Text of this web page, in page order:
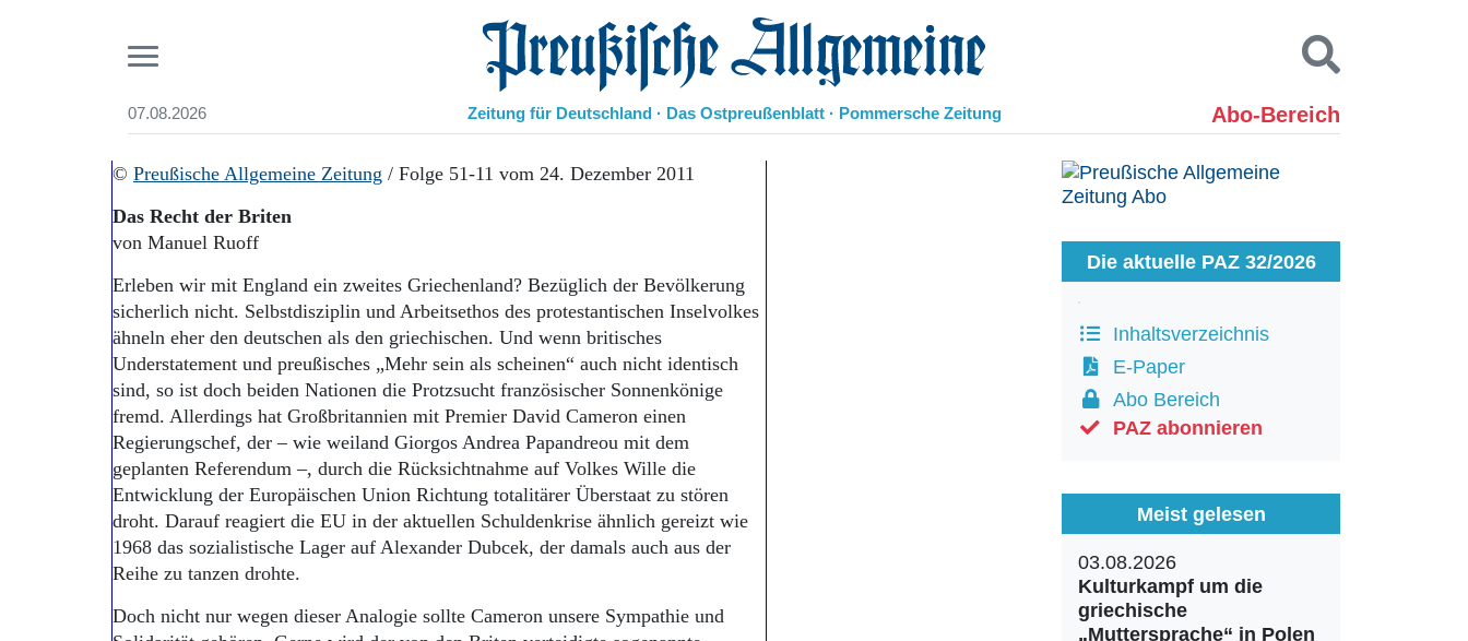
07.08.2026 Preußische Allgemeine Zeitung
Zeitung für Deutschland · Das Ostpreußenblatt · Pommersche Zeitung Abo-Bereich
Start
Aktuelle Ausgabe
Abonnenten-Login
Abo Prämien
Archiv
Mediadaten
Leben
Geschichte
Pommern
Berlin-Brandenburg
Danzig und Westpreußen
Kontakt
Suchen und finden
© Preußische Allgemeine Zeitung / Folge 51-11 vom 24. Dezember 2011
Das Recht der Briten
von Manuel Ruoff
Erleben wir mit England ein zweites Griechenland? Bezüglich der Bevölkerung
sicherlich nicht. Selbstdisziplin und Arbeitsethos des protestantischen Inselvolkes
ähneln eher den deutschen als den griechischen. Und wenn britisches
Understatement und preußisches „Mehr sein als scheinen“ auch nicht identisch
sind, so ist doch beiden Nationen die Protzsucht französischer Sonnenkönige
fremd. Allerdings hat Großbritannien mit Premier David Cameron einen
Regierungschef, der – wie weiland Giorgos Andrea Papandreou mit dem
geplanten Referendum –, durch die Rück­sichtnahme auf Volkes Wille die
Entwicklung der Europäischen Union Richtung totalitärer Überstaat zu stören
droht. Darauf reagiert die EU in der aktuellen Schuldenkrise ähnlich gereizt wie
1968 das sozialistische Lager auf Alexander Dubcek, der damals auch aus der
Reihe zu tanzen drohte.
Doch nicht nur wegen dieser Analogie sollte Cameron unsere Sympathie und
Die aktuelle PAZ 32/2026
Inhaltsverzeichnis
E-Paper
Abo Bereich
PAZ abonnieren
Meist gelesen
03.08.2026
Kulturkampf um die
griechische
„Muttersprache“ in Polen